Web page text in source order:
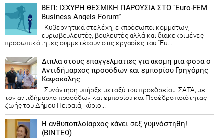
ΒΕΠ: ΙΣΧΥΡΗ ΘΕΣΜΙΚΗ ΠΑΡΟΥΣΙΑ ΣΤΟ “Euro-FEM
Business Angels Forum”
Κυβερνητικά στελέχη, εκπρόσωποι κομμάτων,
ευρωβουλευτές, βουλευτές αλλά και διακεκριμένες
προσωπικότητες συμμετέχουν στις εργασίες του “Eu...
Δίπλα στους επαγγελματίες για ακόμη μια φορά ο
Αντιδήμαρχος προσόδων και εμπορίου Γρηγόρης
Καψοκόλης
Συνάντηση υπήρξε μεταξύ του προεδρείου ΣΑΤΑ, με
τον αντιδήμαρχο προσόδων και εμπορίου και Προέδρο ποιότητας
ζωής του Δήμου Πειραιά, κύριο...
Η ανθυποπλοίαρχος κάνει σεξ γυμνόστηθη!
(ΒΙΝΤΕΟ)